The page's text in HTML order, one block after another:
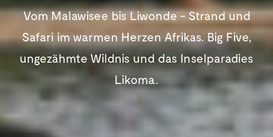
Vom Malawisee bis Liwonde - Strand und
Safari im warmen Herzen Afrikas. Big Five,
ungezähmte Wildnis und das Inselparadies
Likoma.